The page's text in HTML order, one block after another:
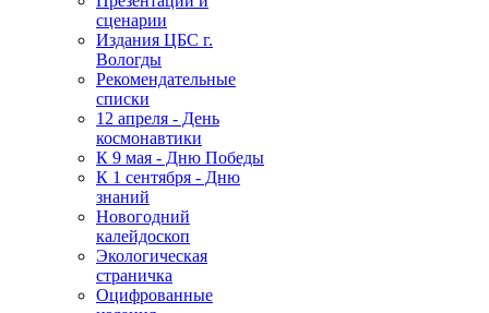
сценарии
Издания ЦБС г.
Вологды
Рекомендательные
списки
12 апреля - День
космонавтики
К 9 мая - Дню Победы
К 1 сентября - Дню
знаний
Новогодний
калейдоскоп
Экологическая
страничка
Оцифрованные